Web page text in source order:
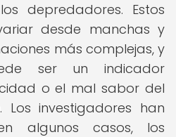
depredadores. Estos
desde manchas y
más complejas, y
ser un indicador
o el mal sabor del
Los investigadores han
algunos casos, los